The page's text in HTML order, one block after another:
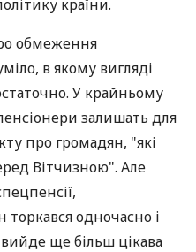
країни.
обмеження
в якому вигляді
У крайньому
залишать для
про громадян, "які
Вітчизною". Але
одночасно і
ще більш цікава